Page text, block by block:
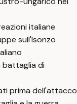
italiane
sull'Isonzo
battaglia di
prima dell'attacco